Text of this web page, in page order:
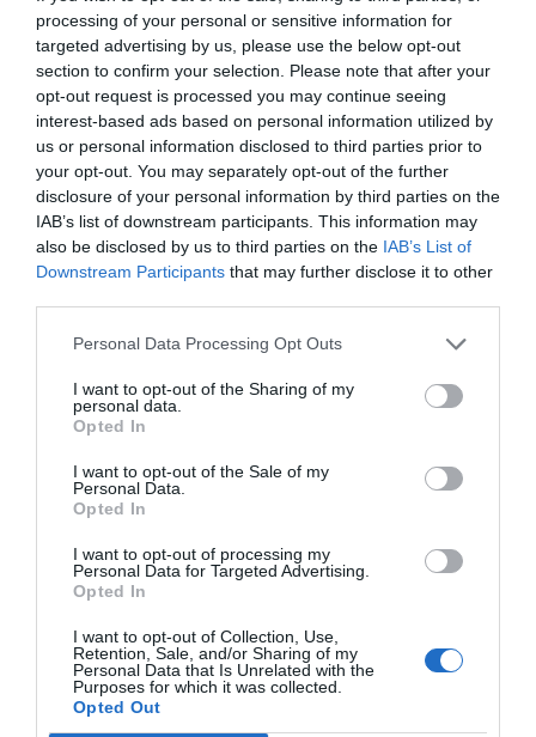
processing of your personal or sensitive information for
targeted advertising by us, please use the below opt-out
section to confirm your selection. Please note that after your
opt-out request is processed you may continue seeing
interest-based ads based on personal information utilized by
us or personal information disclosed to third parties prior to
your opt-out. You may separately opt-out of the further
disclosure of your personal information by third parties on the
IAB’s list of downstream participants. This information may
also be disclosed by us to third parties on the IAB’s List of
Downstream Participants that may further disclose it to other
Personal Data Processing Opt Outs
I want to opt-out of the Sharing of my
personal data.
Opted In
I want to opt-out of the Sale of my
Personal Data.
Opted In
I want to opt-out of processing my
Personal Data for Targeted Advertising.
Opted In
I want to opt-out of Collection, Use,
Retention, Sale, and/or Sharing of my
Personal Data that Is Unrelated with the
Purposes for which it was collected.
Opted Out
672 tonnás, 40 méter magas templomot
távirányított trélerekre helyezték, az utat
pedig több ezer ember követte végig a
helyszínen, és még többen a tévés
közvetítésen keresztül. A nyomást csak
tetézte, hogy jelenlévők között ott volt XVI.
Károly Gusztáv svéd király is.
A templom belseje
Az 1912-ben épített neogótikus fatemplomot
Gustaf Wickman tervezte, és egyes
stílusjegyeiben a térségben őshonos számik
kultúráját is tükrözi. A szállításban érintett
utakat az elmúlt év során 9-ről 24 méteresre
szélesítették, míg az utazás előkészítése
az épület alá behelyezhessék azokat az
oszlopokat, amelyek lehetővé tették az
emelést.
AZ EGÉSZ CSOMAG ÍGY MINTEGY 1200
TONNÁT NYOMOTT.